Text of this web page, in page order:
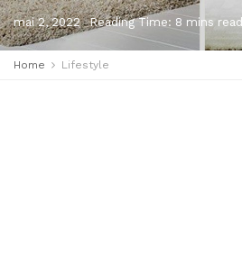
mai 2, 2022 Reading Time: 8 mins read
Home Lifestyle